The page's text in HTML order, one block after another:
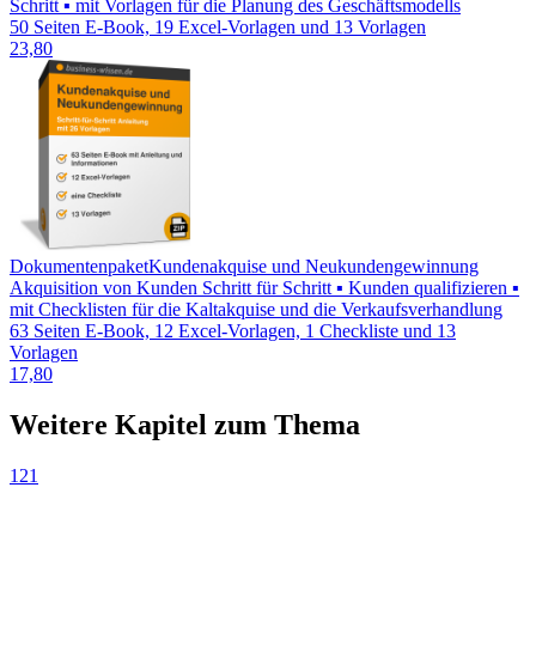
Schritt ▪ mit Vorlagen für die Planung des Geschäftsmodells
50 Seiten E-Book, 19 Excel-Vorlagen und 13 Vorlagen
23,80
DokumentenpaketKundenakquise und Neukundengewinnung
Akquisition von Kunden Schritt für Schritt ▪ Kunden qualifizieren ▪
mit Checklisten für die Kaltakquise und die Verkaufsverhandlung
63 Seiten E-Book, 12 Excel-Vorlagen, 1 Checkliste und 13
Vorlagen
17,80
Weitere Kapitel zum Thema
121